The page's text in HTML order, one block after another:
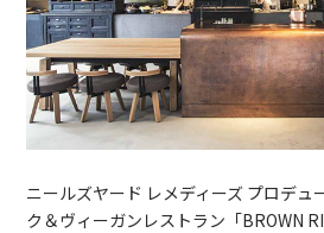
ニールズヤード レメディーズ プロデュ
ク＆ヴィーガンレストラン「BROWN